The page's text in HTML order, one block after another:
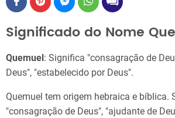
Significado do Nome
Quemuel : Significa "consagração de
Deus", "estabelecido por Deus".
Quemuel tem origem hebraica e bíblica.
"consagração de Deus", "ajudante de